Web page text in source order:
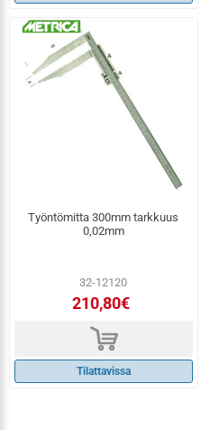
Työntömitta 300mm tarkkuus
0,02mm
32-12120
210,80€
d
Tilattavissa